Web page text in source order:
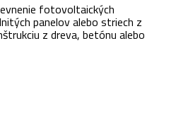
fotovoltaických
panelov alebo striech z
z dreva, betónu alebo